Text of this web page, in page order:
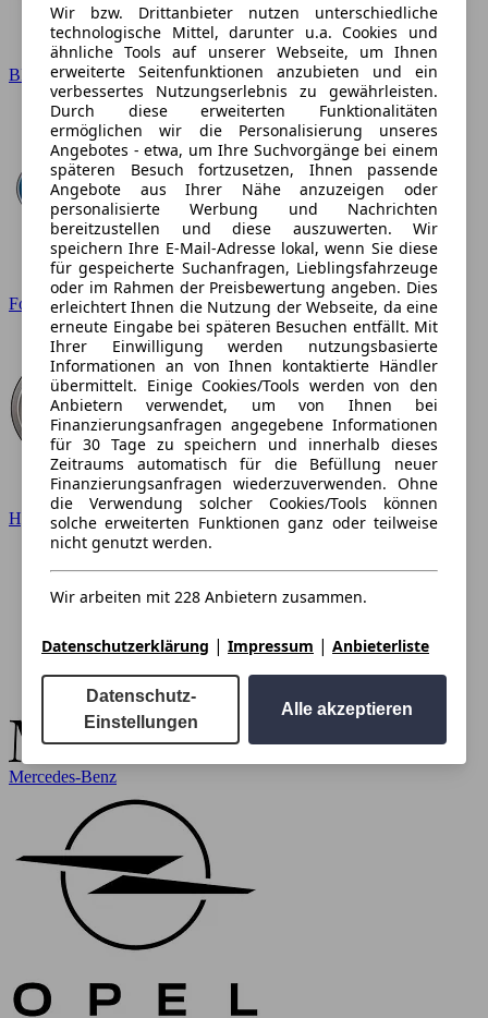
BMW
Ford
Hyundai
Mercedes-Benz
Wir bzw. Drittanbieter nutzen unterschiedliche
technologische Mittel, darunter u.a. Cookies und
ähnliche Tools auf unserer Webseite, um Ihnen
erweiterte Seitenfunktionen anzubieten und ein
verbessertes Nutzungserlebnis zu gewährleisten.
Durch diese erweiterten Funktionalitäten
ermöglichen wir die Personalisierung unseres
Angebotes - etwa, um Ihre Suchvorgänge bei einem
späteren Besuch fortzusetzen, Ihnen passende
Angebote aus Ihrer Nähe anzuzeigen oder
personalisierte Werbung und Nachrichten
bereitzustellen und diese auszuwerten. Wir
speichern Ihre E-Mail-Adresse lokal, wenn Sie diese
für gespeicherte Suchanfragen, Lieblingsfahrzeuge
oder im Rahmen der Preisbewertung angeben. Dies
erleichtert Ihnen die Nutzung der Webseite, da eine
erneute Eingabe bei späteren Besuchen entfällt. Mit
Ihrer Einwilligung werden nutzungsbasierte
Informationen an von Ihnen kontaktierte Händler
übermittelt. Einige Cookies/Tools werden von den
Anbietern verwendet, um von Ihnen bei
Finanzierungsanfragen angegebene Informationen
für 30 Tage zu speichern und innerhalb dieses
Zeitraums automatisch für die Befüllung neuer
Finanzierungsanfragen wiederzuverwenden. Ohne
die Verwendung solcher Cookies/Tools können
solche erweiterten Funktionen ganz oder teilweise
nicht genutzt werden.
Wir arbeiten mit 228 Anbietern zusammen.
Datenschutzerklärung | Impressum | Anbieterliste
Datenschutz-
Einstellungen
Alle akzeptieren